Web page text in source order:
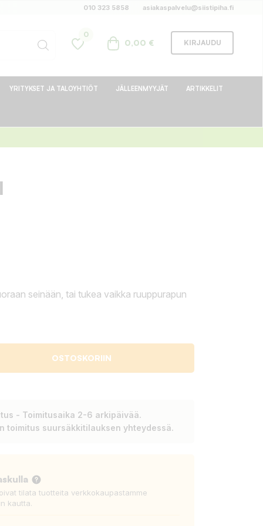
010 323 5858 asiakaspalvelu@siistipiha.fi
0
0,00 € KIRJAUDU
YRITYKSET JA TALOYHTIÖT JÄLLEENMYYJÄT ARTIKKELIT
seinään, tai tukea vaikka ruuppurapun
OSTOSKORIIN
- Toimitusaika 2-6 arkipäivää.
toimitus suursäkkitilauksen yhteydessä.
tilata tuotteita verkkokaupastamme
kautta.